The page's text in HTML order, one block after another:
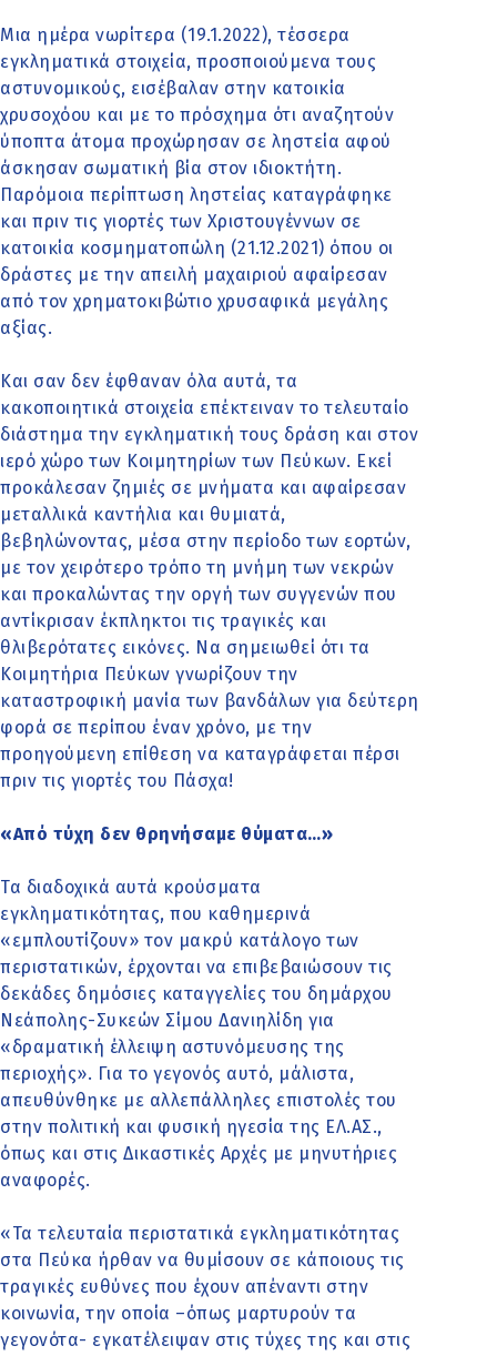
Μια ημέρα νωρίτερα (19.1.2022), τέσσερα
εγκληματικά στοιχεία, προσποιούμενα τους
αστυνομικούς, εισέβαλαν στην κατοικία
χρυσοχόου και με το πρόσχημα ότι αναζητούν
ύποπτα άτομα προχώρησαν σε ληστεία αφού
άσκησαν σωματική βία στον ιδιοκτήτη.
Παρόμοια περίπτωση ληστείας καταγράφηκε
και πριν τις γιορτές των Χριστουγέννων σε
κατοικία κοσμηματοπώλη (21.12.2021) όπου οι
δράστες με την απειλή μαχαιριού αφαίρεσαν
από τον χρηματοκιβώτιο χρυσαφικά μεγάλης
αξίας.
Και σαν δεν έφθαναν όλα αυτά, τα
κακοποιητικά στοιχεία επέκτειναν το τελευταίο
διάστημα την εγκληματική τους δράση και στον
ιερό χώρο των Κοιμητηρίων των Πεύκων. Εκεί
προκάλεσαν ζημιές σε μνήματα και αφαίρεσαν
μεταλλικά καντήλια και θυμιατά,
βεβηλώνοντας, μέσα στην περίοδο των εορτών,
με τον χειρότερο τρόπο τη μνήμη των νεκρών
και προκαλώντας την οργή των συγγενών που
αντίκρισαν έκπληκτοι τις τραγικές και
θλιβερότατες εικόνες. Να σημειωθεί ότι τα
Κοιμητήρια Πεύκων γνωρίζουν την
καταστροφική μανία των βανδάλων για δεύτερη
φορά σε περίπου έναν χρόνο, με την
προηγούμενη επίθεση να καταγράφεται πέρσι
πριν τις γιορτές του Πάσχα!
«Από τύχη δεν θρηνήσαμε θύματα…»
Τα διαδοχικά αυτά κρούσματα
εγκληματικότητας, που καθημερινά
«εμπλουτίζουν» τον μακρύ κατάλογο των
περιστατικών, έρχονται να επιβεβαιώσουν τις
δεκάδες δημόσιες καταγγελίες του δημάρχου
Νεάπολης-Συκεών Σίμου Δανιηλίδη για
«δραματική έλλειψη αστυνόμευσης της
περιοχής». Για το γεγονός αυτό, μάλιστα,
απευθύνθηκε με αλλεπάλληλες επιστολές του
στην πολιτική και φυσική ηγεσία της ΕΛ.ΑΣ.,
όπως και στις Δικαστικές Αρχές με μηνυτήριες
αναφορές.
«Τα τελευταία περιστατικά εγκληματικότητας
στα Πεύκα ήρθαν να θυμίσουν σε κάποιους τις
τραγικές ευθύνες που έχουν απέναντι στην
κοινωνία, την οποία –όπως μαρτυρούν τα
γεγονότα- εγκατέλειψαν στις τύχες της και στις